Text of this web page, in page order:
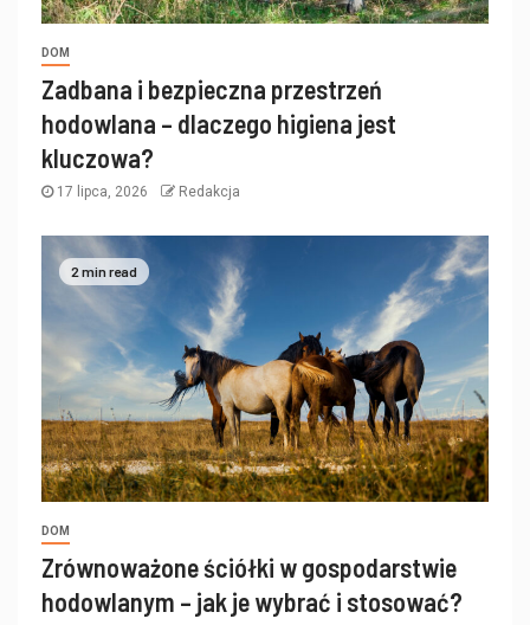
DOM
Zadbana i bezpieczna przestrzeń
hodowlana – dlaczego higiena jest
kluczowa?
17 lipca, 2026 Redakcja
2 min read
DOM
Zrównoważone ściółki w gospodarstwie
hodowlanym – jak je wybrać i stosować?